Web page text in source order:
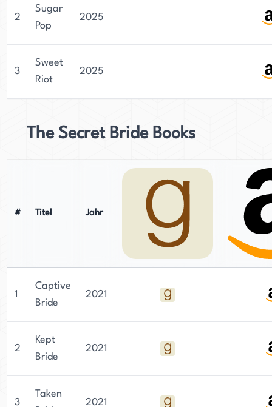
2
Sugar
Pop
2025
3
Sweet
Riot
2025
The Secret Bride Books
# Titel Jahr
1
Captive
Bride
2021
2
Kept
Bride
2021
3
Taken
2021